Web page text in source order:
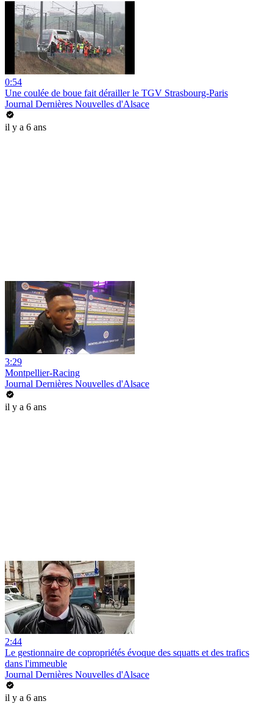
0:54
Une coulée de boue fait dérailler le TGV Strasbourg-Paris
Journal Dernières Nouvelles d'Alsace
il y a 6 ans
3:29
Montpellier-Racing
Journal Dernières Nouvelles d'Alsace
il y a 6 ans
2:44
Le gestionnaire de copropriétés évoque des squatts et des trafics
dans l'immeuble
Journal Dernières Nouvelles d'Alsace
il y a 6 ans